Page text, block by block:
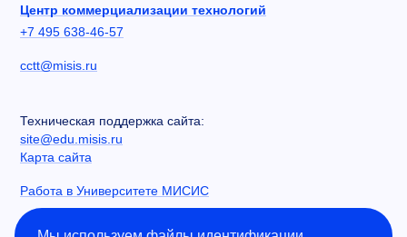
Центр коммерциализации технологий
+7 495 638-46-57
cctt@misis.ru
Техническая поддержка сайта:
site@edu.misis.ru
Карта сайта
Работа в Университете МИСИС
Сведения об образовательной организации